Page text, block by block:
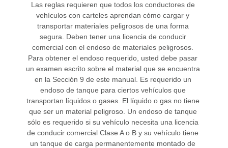
Las reglas requieren que todos los conductores de
vehículos con carteles aprendan cómo cargar y
transportar materiales peligrosos de una forma
segura. Deben tener una licencia de conducir
comercial con el endoso de materiales peligrosos.
Para obtener el endoso requerido, usted debe pasar
un examen escrito sobre el material que se encuentra
en la Sección 9 de este manual. Es requerido un
endoso de tanque para ciertos vehículos que
transportan líquidos o gases. El líquido o gas no tiene
que ser un material peligroso. Un endoso de tanque
sólo es requerido si su vehículo necesita una licencia
de conducir comercial Clase A o B y su vehículo tiene
un tanque de carga permanentemente montado de